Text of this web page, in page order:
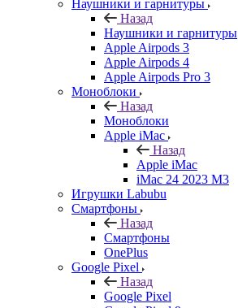
Наушники и гарнитуры
Назад
Наушники и гарнитуры
Apple Airpods 3
Apple Airpods 4
Apple Airpods Pro 3
Моноблоки
Назад
Моноблоки
Apple iMac
Назад
Apple iMac
iMac 24 2023 M3
Игрушки Labubu
Смартфоны
Назад
Смартфоны
OnePlus
Google Pixel
Назад
Google Pixel